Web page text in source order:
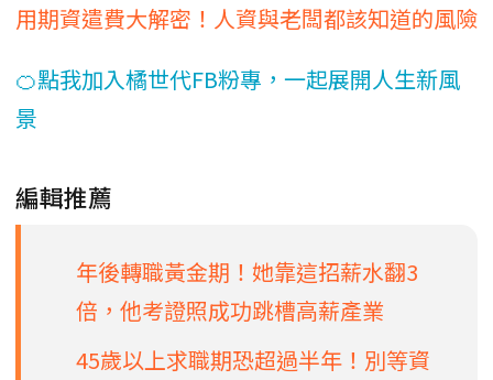
用期資遣費大解密！人資與老闆都該知道的風險
🍊點我加入橘世代FB粉專，一起展開人生新風
景
編輯推薦
年後轉職黃金期！她靠這招薪水翻3
倍，他考證照成功跳槽高薪產業
45歲以上求職期恐超過半年！別等資